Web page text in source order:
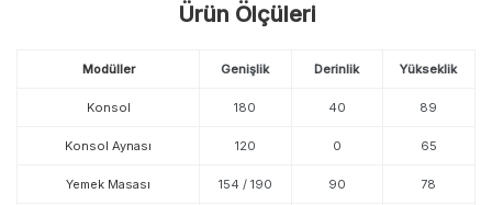
Ürün Ölçüleri
Modüller Genişlik Derinlik Yükseklik
Konsol 180 40 89
Konsol Aynası 120 0 65
Yemek Masası 154 / 190 90 78